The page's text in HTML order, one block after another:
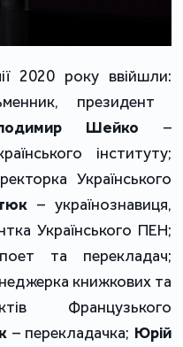
2020 року ввійшли:
президент
Шейко –
інституту;
Українського
– українознавиця,
Українського ПЕН;
та перекладач;
книжкових та
Французького
– перекладачка; Юрій